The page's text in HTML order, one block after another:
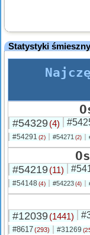
Statystyki
#54329(4)
#54291 (2) #54271 (2)
#54219(11)
#54148 (4) #54223 (4)
#12039(1441)
#8617(293) #31269